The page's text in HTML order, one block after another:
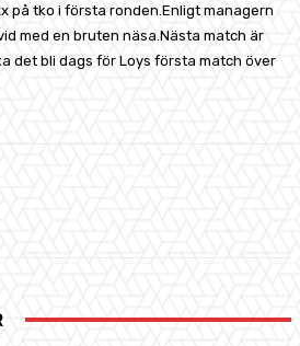
på tko i första ronden.Enligt managern
med en bruten näsa.Nästa match är
det bli dags för Loys första match över